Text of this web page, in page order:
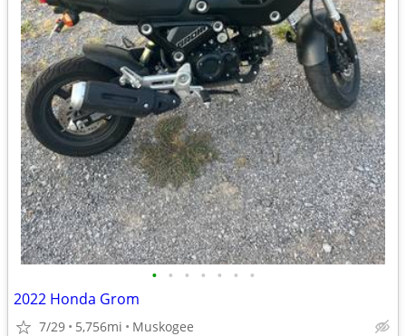
• • • • • • •
2022 Honda Grom
7/29 5,756mi Muskogee